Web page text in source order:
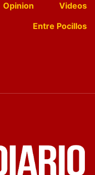
Opinion
Videos
Entre Pocillos